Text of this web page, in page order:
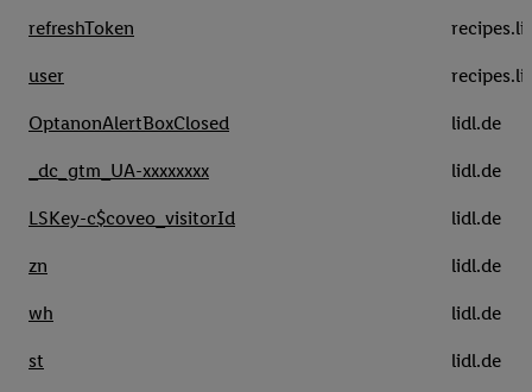
refreshToken
user
OptanonAlertBoxClosed lidl.de
_dc_gtm_UA-xxxxxxxx lidl.de
LSKey-c$coveo_visitorId lidl.de
zn lidl.de
wh lidl.de
st lidl.de